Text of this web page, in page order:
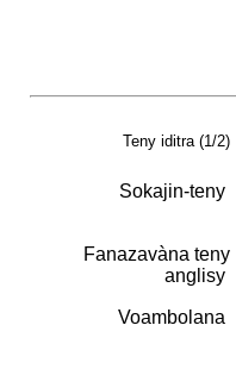
Teny iditra (1/2)
Sokajin-teny
Fanazavàna teny
anglisy
Voambolana